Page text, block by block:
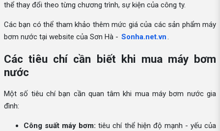
thể thay đổi theo từng chương trình, sự kiện của công ty.
Các bạn có thể tham khảo thêm mức giá của các sản phẩm máy
bơm nước tại website của Sơn Hà - Sonha.net.vn.
Các tiêu chí cần biết khi mua máy bơm
nước
Một số tiêu chí bạn cần quan tâm khi mua máy bơm nước gia
đình:
Công suất máy bơm: tiêu chí thể hiện độ mạnh - yếu của